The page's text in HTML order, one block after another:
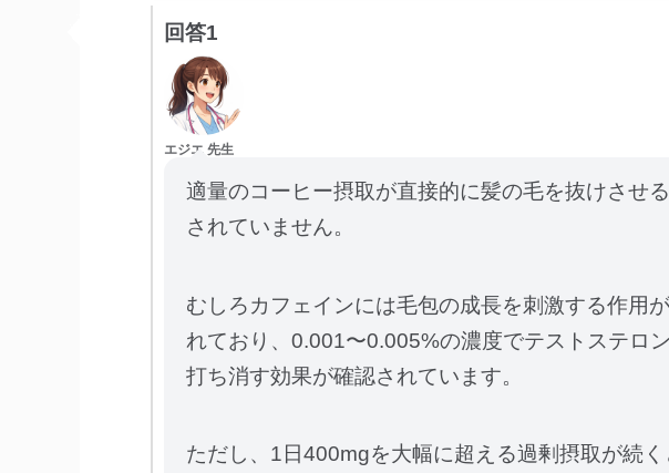
回答1
エジエ 先生
適量のコーヒー摂取が直接的に髪の毛を抜けさせ
されていません。
むしろカフェインには毛包の成長を刺激する作用
れており、0.001〜0.005%の濃度でテストステロ
打ち消す効果が確認されています。
ただし、1日400mgを大幅に超える過剰摂取が続